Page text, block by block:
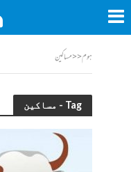
ہوم<<مساکین
Tag - مساکین